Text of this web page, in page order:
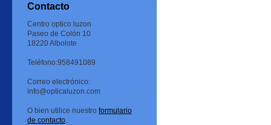
Contacto
Centro optico luzon
Paseo de Colón 10
18220 Albolote
Teléfono:958491089
Correo electrónico:
info@opticaluzon.com
O bien utilice nuestro formulario
de contacto.